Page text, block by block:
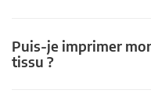
Puis-je imprimer
tissu ?